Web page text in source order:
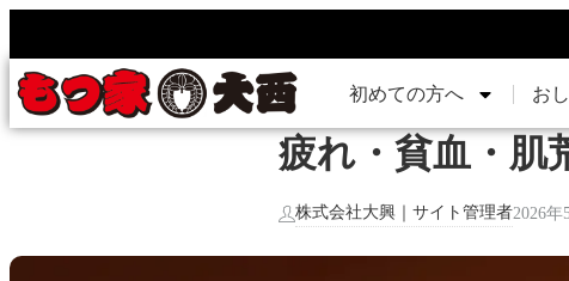
初めての方へ お
疲れ・貧血・肌
株式会社大興｜サイト管理者2026年